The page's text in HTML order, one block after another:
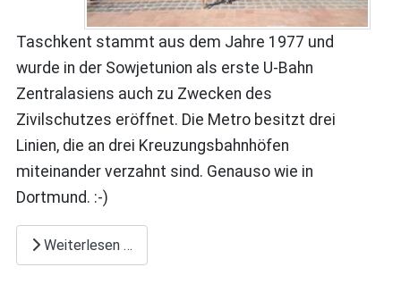
Taschkent stammt aus dem Jahre 1977 und
wurde in der Sowjetunion als erste U-Bahn
Zentralasiens auch zu Zwecken des
Zivilschutzes eröffnet. Die Metro besitzt drei
Linien, die an drei Kreuzungsbahnhöfen
miteinander verzahnt sind. Genauso wie in
Dortmund. :-)
Weiterlesen …